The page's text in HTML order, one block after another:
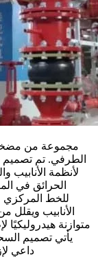
لأنظمة الأنابيب
الحرائق في
للخط المركزي
الأنابيب ويقلل
متوازنة
يأتي تصميم
داعي